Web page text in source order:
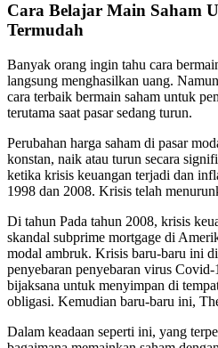
Cara Belajar Main Saham
Termudah
Banyak orang ingin tahu cara
langsung menghasilkan uang.
cara terbaik bermain saham untuk
terutama saat pasar sedang turun.
Perubahan harga saham di pasar
konstan, naik atau turun secara
ketika krisis keuangan terjadi dan
1998 dan 2008. Krisis telah
Di tahun Pada tahun 2008, krisis
skandal subprime mortgage di
modal ambruk. Krisis baru-baru ini
penyebaran penyebaran virus
bijaksana untuk menyimpan di
obligasi. Kemudian baru-baru ini,
Dalam keadaan seperti ini, yang